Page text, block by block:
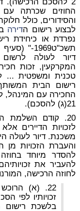
החוזים שכרתה עם
והסידורים, כולל
לבצוע רישום הדירה
נפרדת או כיחידת
דיור לעולה
המקרקעין, זכות
רישום הבית
החכירה עם המינהל,
21(ג) להסכם).
20. קודם השלמת
לזכויות הדיירים
משכנת. דיור לעולה
והעברת הזכויות מן
להסדר מיוחד
לחוזה הרכישה, המורנו
22. (א)
זכויותיו לפי
בלשכת רישום